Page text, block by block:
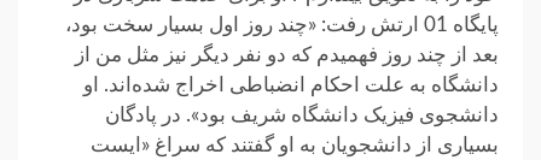
پایگاه 01 ارتش رفت: «چند روز اول بسیار سخت بود،
بعد از چند روز فهمیدم که دو نفر دیگر نیز مثل من از
دانشگاه به علت احکام انضباطی اخراج شده‌اند. او
دانشجوی فیزیک دانشگاه شریف بود». در پادگان
بسیاری از دانشجویان به او گفتند که سراغ «ایست